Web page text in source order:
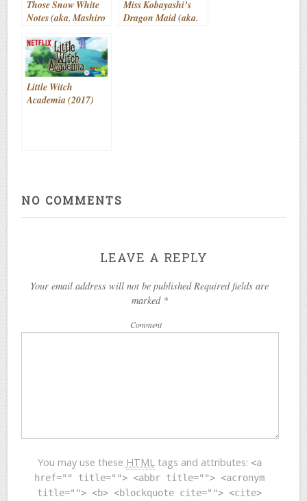
Those Snow White
Notes (aka. Mashiro
Miss Kobayashi’s
Dragon Maid (aka.
Little Witch
Academia (2017)
NO COMMENTS
LEAVE A REPLY
Your email address will not be published Required fields are
marked *
Comment
You may use these HTML tags and attributes: <a
href="" title=""> <abbr title=""> <acronym
title=""> <b> <blockquote cite=""> <cite>